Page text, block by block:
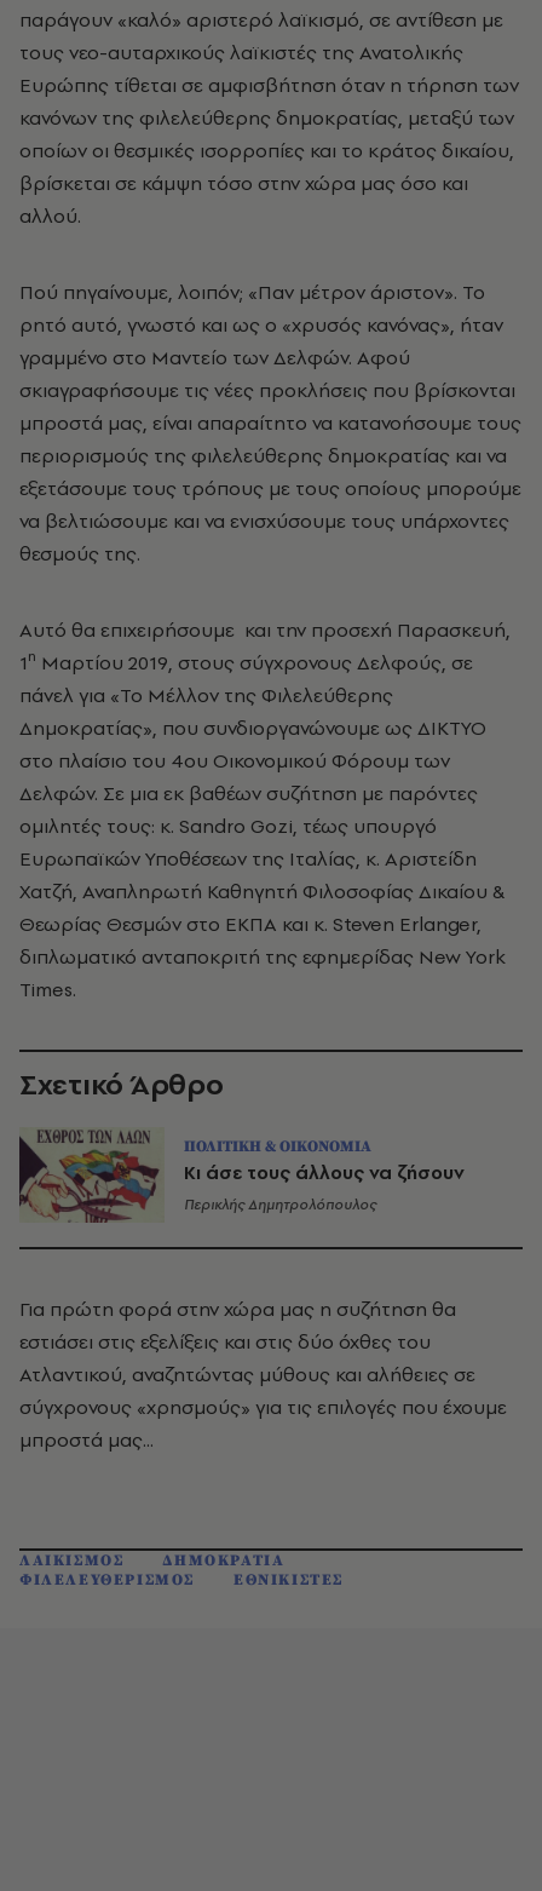
παράγουν «καλό» αριστερό λαϊκισμό, σε αντίθεση με
τους νεο-αυταρχικούς λαϊκιστές της Ανατολικής
Ευρώπης τίθεται σε αμφισβήτηση όταν η τήρηση των
κανόνων της φιλελεύθερης δημοκρατίας, μεταξύ των
οποίων οι θεσμικές ισορροπίες και το κράτος δικαίου,
βρίσκεται σε κάμψη τόσο στην χώρα μας όσο και
αλλού.
Πού πηγαίνουμε, λοιπόν; «Παν μέτρον άριστον». Το
ρητό αυτό, γνωστό και ως ο «χρυσός κανόνας», ήταν
γραμμένο στο Μαντείο των Δελφών. Αφού
σκιαγραφήσουμε τις νέες προκλήσεις που βρίσκονται
μπροστά μας, είναι απαραίτητο να κατανοήσουμε τους
περιορισμούς της φιλελεύθερης δημοκρατίας και να
εξετάσουμε τους τρόπους με τους οποίους μπορούμε
να βελτιώσουμε και να ενισχύσουμε τους υπάρχοντες
θεσμούς της.
Αυτό θα επιχειρήσουμε και την προσεχή Παρασκευή,
1η Μαρτίου 2019, στους σύγχρονους Δελφούς, σε
πάνελ για «Το Μέλλον της Φιλελεύθερης
Δημοκρατίας», που συνδιοργανώνουμε ως ΔΙΚΤΥΟ
στο πλαίσιο του 4ου Οικονομικού Φόρουμ των
Δελφών. Σε μια εκ βαθέων συζήτηση με παρόντες
ομιλητές τους: κ. Sandro Gozi, τέως υπουργό
Ευρωπαϊκών Υποθέσεων της Ιταλίας, κ. Αριστείδη
Χατζή, Αναπληρωτή Καθηγητή Φιλοσοφίας Δικαίου &
Θεωρίας Θεσμών στο ΕΚΠΑ και κ. Steven Erlanger,
διπλωματικό ανταποκριτή της εφημερίδας New York
Times.
Σχετικό Άρθρο
ΠΟΛΙΤΙΚΗ & ΟΙΚΟΝΟΜΙΑ
Κι άσε τους άλλους να ζήσουν
Περικλής Δημητρολόπουλος
Για πρώτη φορά στην χώρα μας η συζήτηση θα
εστιάσει στις εξελίξεις και στις δύο όχθες του
Ατλαντικού, αναζητώντας μύθους και αλήθειες σε
σύγχρονους «χρησμούς» για τις επιλογές που έχουμε
μπροστά μας...
ΛΑΙΚΙΣΜΟΣ
ΔΗΜΟΚΡΑΤΙΑ
ΦΙΛΕΛΕΥΘΕΡΙΣΜΟΣ
ΕΘΝΙΚΙΣΤΕΣ